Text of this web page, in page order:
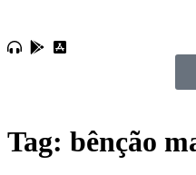
Tag: bênção